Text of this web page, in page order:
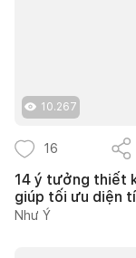
10.267
16
14 ý tưởng thiết
giúp tối ưu diện
Như Ý